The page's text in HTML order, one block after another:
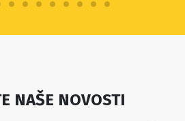
NAŠE NOVOSTI